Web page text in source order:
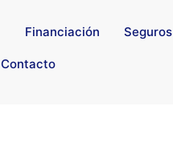
Financiación Seguros
Contacto